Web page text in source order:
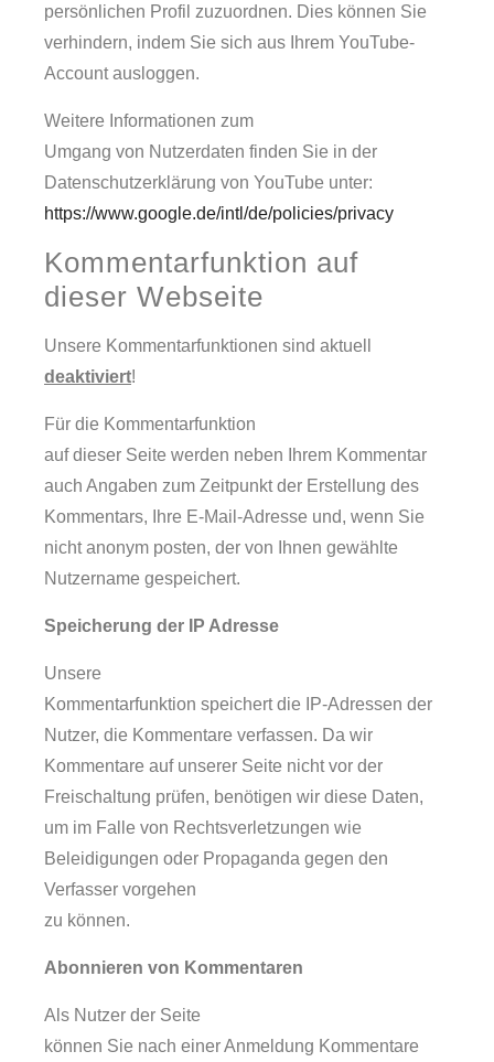
persönlichen Profil zuzuordnen. Dies können Sie
verhindern, indem Sie sich aus Ihrem YouTube-
Account ausloggen.
Weitere Informationen zum
Umgang von Nutzerdaten finden Sie in der
Datenschutzerklärung von YouTube unter:
https://www.google.de/intl/de/policies/privacy
Kommentarfunktion auf
dieser Webseite
Unsere Kommentarfunktionen sind aktuell
deaktiviert!
Für die Kommentarfunktion
auf dieser Seite werden neben Ihrem Kommentar
auch Angaben zum Zeitpunkt der Erstellung des
Kommentars, Ihre E-Mail-Adresse und, wenn Sie
nicht anonym posten, der von Ihnen gewählte
Nutzername gespeichert.
Speicherung der IP Adresse
Unsere
Kommentarfunktion speichert die IP-Adressen der
Nutzer, die Kommentare verfassen. Da wir
Kommentare auf unserer Seite nicht vor der
Freischaltung prüfen, benötigen wir diese Daten,
um im Falle von Rechtsverletzungen wie
Beleidigungen oder Propaganda gegen den
Verfasser vorgehen
zu können.
Abonnieren von Kommentaren
Als Nutzer der Seite
können Sie nach einer Anmeldung Kommentare